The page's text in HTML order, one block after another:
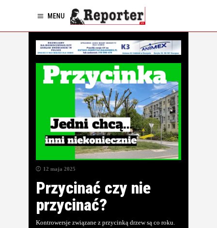
MENU
12 maja 2025
Przycinać czy nie
przycinać?
Kontrowersje związane z przycinką drzew są co roku.